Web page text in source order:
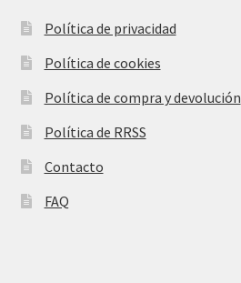
Política de privacidad
Política de cookies
Política de compra y devolución
Política de RRSS
Contacto
FAQ